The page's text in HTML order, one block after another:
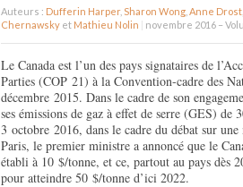
Auteurs : Dufferin Harper, Sharon Wong Anne Drost
Chernawsky et Mathieu Nolin | novembre 2016 –
Le Canada est l’un des pays signataires de
Parties (COP 21) à la Convention-cadre des
décembre 2015. Dans le cadre de son
ses émissions de gaz à effet de serre (GES)
3 octobre 2016, dans le cadre du débat sur
Paris, le premier ministre a annoncé que le
établi à 10 $/tonne, et ce, partout au pays dès
pour atteindre 50 $/tonne d’ici 2022.